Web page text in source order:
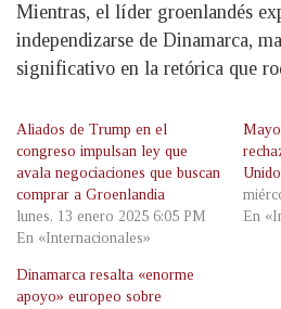
Mientras, el líder groenlandés
independizarse de Dinamarca,
significativo en la retórica que
Aliados de Trump en el
congreso impulsan ley que
avala negociaciones que buscan
comprar a Groenlandia
lunes, 13 enero 2025 6:05 PM
En «Internacionales»
En
Dinamarca resalta «enorme
apoyo» europeo sobre